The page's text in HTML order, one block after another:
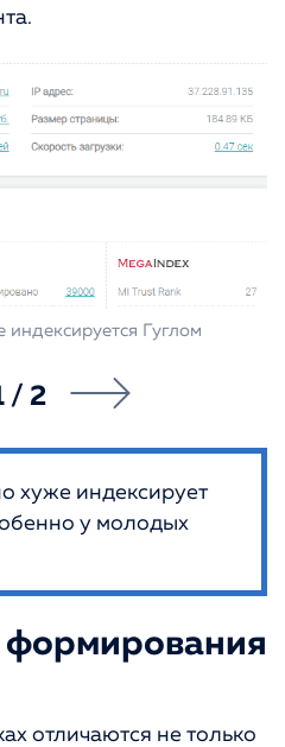
индексируется Гуглом
/ 2
хуже индексирует
у молодых
формирования
отличаются не только